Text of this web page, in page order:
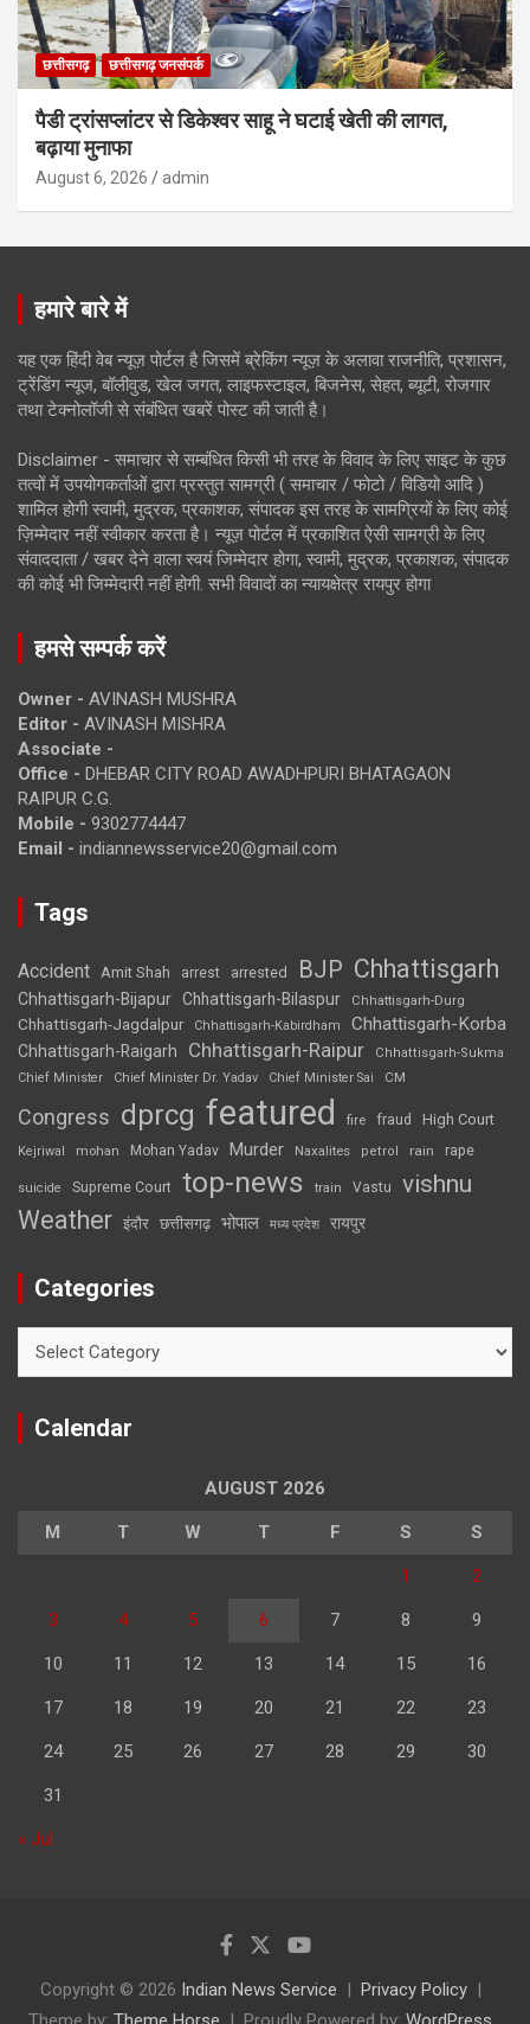
छत्तीसगढ़ छत्तीसगढ़ जनसंपर्क
पैडी ट्रांसप्लांटर से डिकेश्वर साहू ने घटाई खेती की लागत,
बढ़ाया मुनाफा
August 6, 2026 admin
हमारे बारे में
यह एक हिंदी वेब न्यूज़ पोर्टल है जिसमें ब्रेकिंग न्यूज़ के अलावा राजनीति, प्रशासन,
ट्रेंडिंग न्यूज, बॉलीवुड, खेल जगत, लाइफस्टाइल, बिजनेस, सेहत, ब्यूटी, रोजगार
तथा टेक्नोलॉजी से संबंधित खबरें पोस्ट की जाती है।
Disclaimer - समाचार से सम्बंधित किसी भी तरह के विवाद के लिए साइट के कुछ
तत्वों में उपयोगकर्ताओं द्वारा प्रस्तुत सामग्री ( समाचार / फोटो / विडियो आदि )
शामिल होगी स्वामी, मुद्रक, प्रकाशक, संपादक इस तरह के सामग्रियों के लिए कोई
ज़िम्मेदार नहीं स्वीकार करता है। न्यूज़ पोर्टल में प्रकाशित ऐसी सामग्री के लिए
संवाददाता / खबर देने वाला स्वयं जिम्मेदार होगा, स्वामी, मुद्रक, प्रकाशक, संपादक
की कोई भी जिम्मेदारी नहीं होगी. सभी विवादों का न्यायक्षेत्र रायपुर होगा
हमसे सम्पर्क करें
Owner - AVINASH MUSHRA
Editor - AVINASH MISHRA
Associate -
Office - DHEBAR CITY ROAD AWADHPURI BHATAGAON
RAIPUR C.G.
Mobile - 9302774447
Email - indiannewsservice20@gmail.com
Tags
Accident Amit Shah arrest arrested BJP Chhattisgarh
Chhattisgarh-Bijapur Chhattisgarh-Bilaspur Chhattisgarh-Durg
Chhattisgarh-Jagdalpur Chhattisgarh-Kabirdham Chhattisgarh-Korba
Chhattisgarh-Raigarh Chhattisgarh-Raipur
Chhattisgarh-Sukma
Chief Minister
Chief Minister Dr. Yadav Chief Minister Sai CM
Congress dprcg featured fire fraud High Court
Kejriwal mohan Mohan Yadav Murder Naxalites petrol rain rape
suicide Supreme Court top-news train Vastu vishnu
Weather इंदौर छत्तीसगढ़ भोपाल मध्य प्रदेश रायपुर
Categories
Calendar
AUGUST 2026
M T W T F S S
1 2
3 4 5 6 7 8 9
10 11 12 13 14 15 16
17 18 19 20 21 22 23
24 25 26 27 28 29 30
31
« Jul
Copyright © 2026 Indian News Service
Privacy Policy